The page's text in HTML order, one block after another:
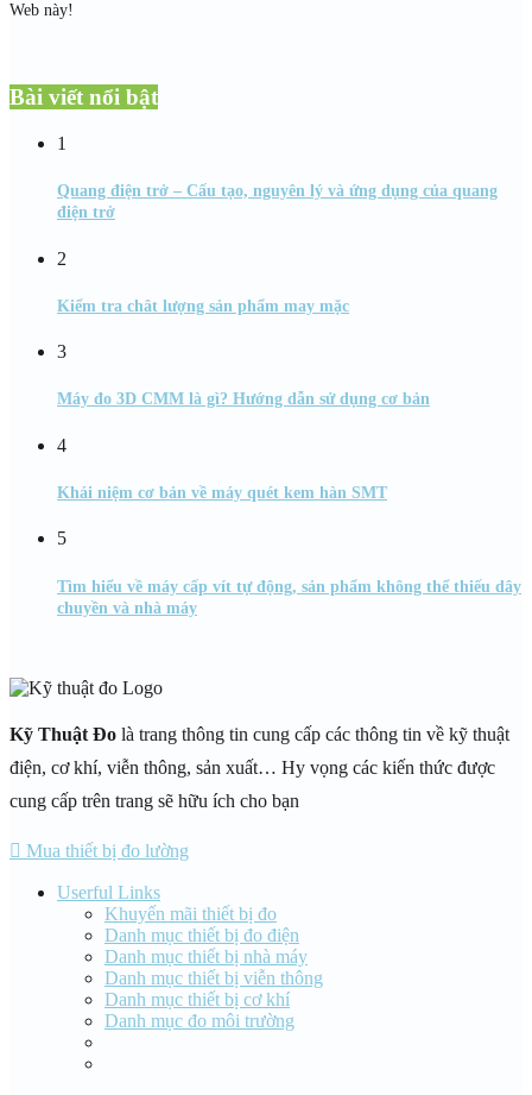
Web này!
Bài viết nổi bật
1
Quang điện trở – Cấu tạo, nguyên lý và ứng dụng của quang
điện trở
2
Kiểm tra chât lượng sản phẩm may mặc
3
Máy đo 3D CMM là gì? Hướng dẫn sử dụng cơ bản
4
Khái niệm cơ bản về máy quét kem hàn SMT
5
Tìm hiểu về máy cấp vít tự động, sản phẩm không thể thiếu dây
chuyền và nhà máy
Kỹ Thuật Đo là trang thông tin cung cấp các thông tin về kỹ thuật
điện, cơ khí, viễn thông, sản xuất… Hy vọng các kiến thức được
cung cấp trên trang sẽ hữu ích cho bạn
Mua thiết bị đo lường
Userful Links
Khuyến mãi thiết bị đo
Danh mục thiết bị đo điện
Danh mục thiết bị nhà máy
Danh mục thiết bị viễn thông
Danh mục thiết bị cơ khí
Danh mục đo môi trường